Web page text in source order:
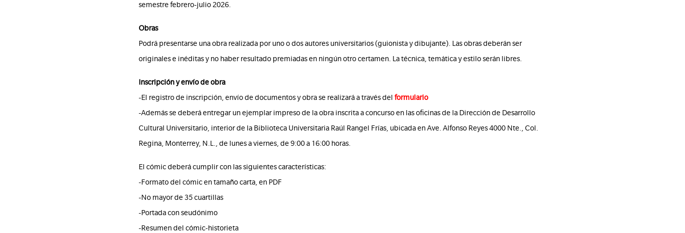
semestre febrero-julio 2026.
Obras
Podrá presentarse una obra realizada por uno o dos autores universitarios (guionista y dibujante). Las obras deberán ser
originales e inéditas y no haber resultado premiadas en ningún otro certamen. La técnica, temática y estilo serán libres.
Inscripción y envío de obra
-El registro de inscripción, envío de documentos y obra se realizará a través del formulario
-Además se deberá entregar un ejemplar impreso de la obra inscrita a concurso en las oficinas de la Dirección de Desarrollo
Cultural Universitario, interior de la Biblioteca Universitaria Raúl Rangel Frías, ubicada en Ave. Alfonso Reyes 4000 Nte., Col.
Regina, Monterrey, N.L., de lunes a viernes, de 9:00 a 16:00 horas.
El cómic deberá cumplir con las siguientes características:
-Formato del cómic en tamaño carta, en PDF
-No mayor de 35 cuartillas
-Portada con seudónimo
-Resumen del cómic-historieta